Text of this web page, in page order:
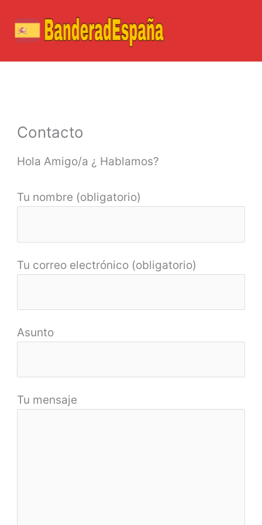
contenido
Contacto
Hola Amigo/a ¿ Hablamos?
Tu nombre (obligatorio)
Tu correo electrónico (obligatorio)
Asunto
Tu mensaje